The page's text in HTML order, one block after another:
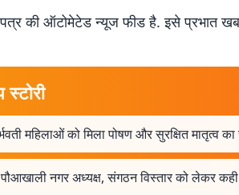
की ऑटोमेटेड न्यूज फीड है. इसे प्रभात
महिलाओं को मिला पोषण और सुरक्षित मातृत्व
नगर अध्यक्ष, संगठन विस्तार को लेकर कही